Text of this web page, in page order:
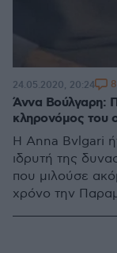
Άννα Βούλγαρη:
κληρονόμος του
Η Anna Bvlgari
ιδρυτή της
που μιλούσε
χρόνο την
24.05.2020, 20:24 8